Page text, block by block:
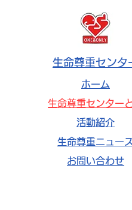
生命尊重センタ
ホーム
生命尊重センター
活動紹介
生命尊重ニュース
お問い合わせ